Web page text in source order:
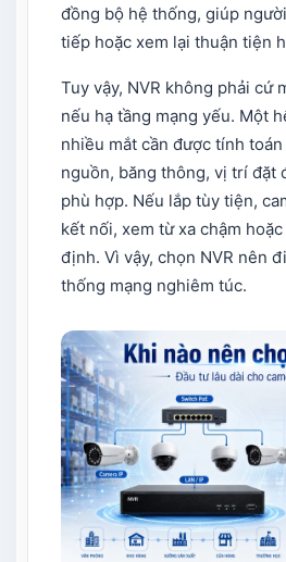
đồng bộ hệ thống, giúp
tiếp hoặc xem lại thuận tiện
Tuy vậy, NVR không phải cứ
nếu hạ tầng mạng yếu. Một
nhiều mắt cần được tính
nguồn, băng thông, vị trí đặt
phù hợp. Nếu lắp tùy tiện,
kết nối, xem từ xa chậm
định. Vì vậy, chọn NVR nên
thống mạng nghiêm túc.